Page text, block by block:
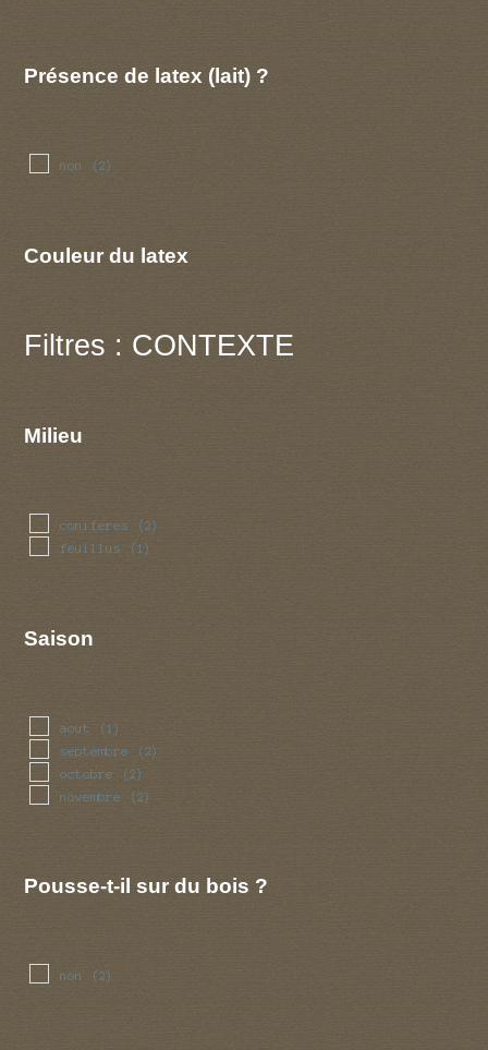
Présence de latex (lait) ?
non (2)
Couleur du latex
Filtres : CONTEXTE
Milieu
coniferes (2)
feuillus (1)
Saison
aout (1)
septembre (2)
octobre (2)
novembre (2)
Pousse-t-il sur du bois ?
non (2)